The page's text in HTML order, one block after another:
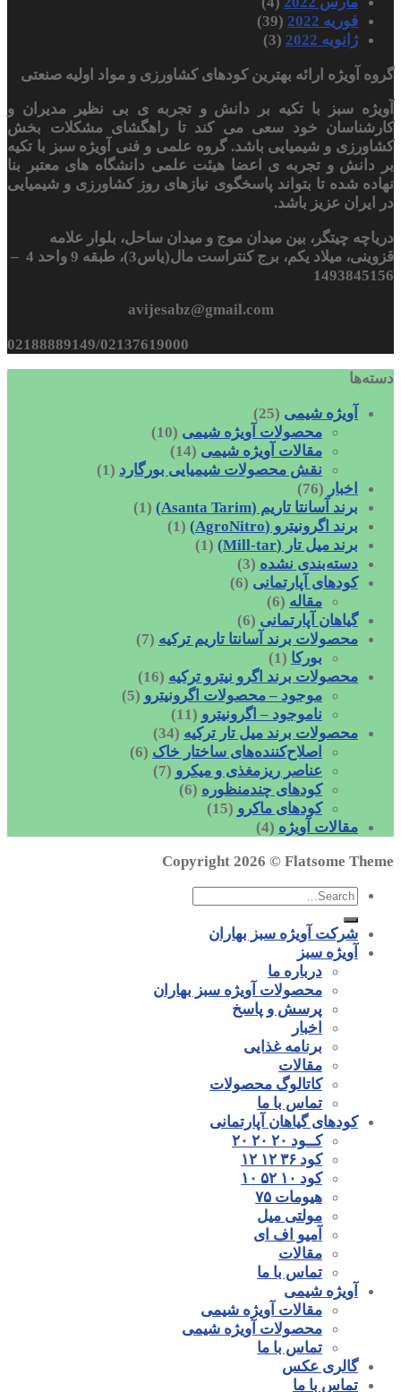
فوریه 2022
(39)
ژانویه 2022
(3)
گروه آویژه ارائه بهترین کودهای کشاورزی و مواد اولیه صنعتی
آویژه سبز با تکیه بر دانش و تجربه ی بی نظیر مدیران و
کارشناسان خود سعی می کند تا راهگشای مشکلات بخش
کشاورزی و شیمیایی باشد. گروه علمی و فنی آویژه سبز با تکیه
بر دانش و تجربه ی اعضا هیئت علمی دانشگاه های معتبر بنا
نهاده شده تا بتواند پاسخگوی نیازهای روز کشاورزی و شیمیایی
در ایران عزیز باشد.
دریاچه چیتگر، بین میدان موج و میدان ساحل، بلوار علامه
قزوینی، میلاد یکم، برج کنتراست مال(یاس3)، طبقه 9 واحد 4 –
1493845156
avijesabz@gmail.com
02188889149/02137619000
دسته‌ها
آویژه شیمی (25)
محصولات آویژه شیمی (10)
مقالات آویژه شیمی (14)
نقش محصولات شیمیایی بورگارد (1)
اخبار (76)
برند آسانتا تاریم (Asanta Tarim)
(1)
برند اگرونیترو (AgroNitro)
(1)
برند میل تار (Mill-tar)
(1)
دسته‌بندی نشده (3)
کودهای آپارتمانی (6)
مقاله (6)
گیاهان آپارتمانی (6)
محصولات برند آسانتا تاریم ترکیه (7)
بورکا (1)
محصولات برند اگرو نیترو ترکیه (16)
موجود – محصولات اگرونیترو (5)
ناموجود – اگرونیترو (11)
محصولات برند میل تار ترکیه (34)
اصلاح‌کننده‌های ساختار خاک (6)
عناصر ریزمغذی و میکرو (7)
کودهای چندمنظوره (6)
کودهای ماکرو (15)
مقالات آویژه (4)
Copyright 2026 © Flatsome Theme
شرکت آویژه سبز بهاران
آویژه سبز
درباره ما
محصولات آویژه سبز بهاران
پرسش و پاسخ
اخبار
برنامه غذایی
مقالات
کاتالوگ محصولات
تماس با ما
کودهای گیاهان آپارتمانی
کــود ۲۰ ۲۰ ۲۰
کود ۳۶ ۱۲ ۱۲
کود ۱۰ ۵۲ ۱۰
هیومات ۷۵
مولتی میل
آمیو اف ای
مقالات
تماس با ما
آویژه شیمی
مقالات آویژه شیمی
محصولات آویژه شیمی
تماس با ما
گالری عکس
تماس با ما